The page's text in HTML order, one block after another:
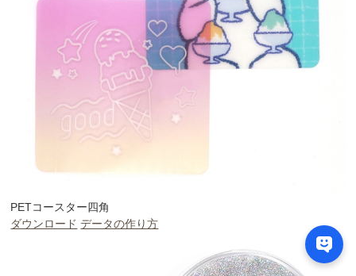
PETコースター四角
ダウンロード データの作り方